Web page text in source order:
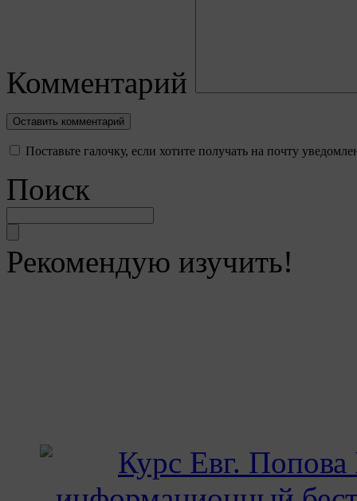
Комментарий
Поставьте галочку, если хотите получать на почту
Поиск
Рекомендую изучить!